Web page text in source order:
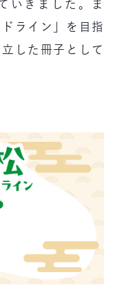
いきました。ま
ライン」を目指
した冊子として